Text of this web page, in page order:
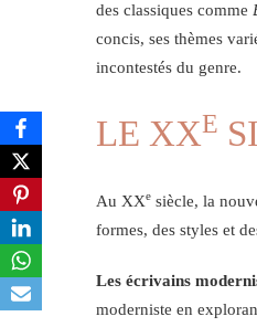
des classiques comme
concis, ses thèmes
incontestés du genre.
LE XXE
Au XXe siècle, la
formes, des styles et
Les écrivains
moderniste en